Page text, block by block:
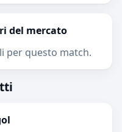
del mercato
per questo match.